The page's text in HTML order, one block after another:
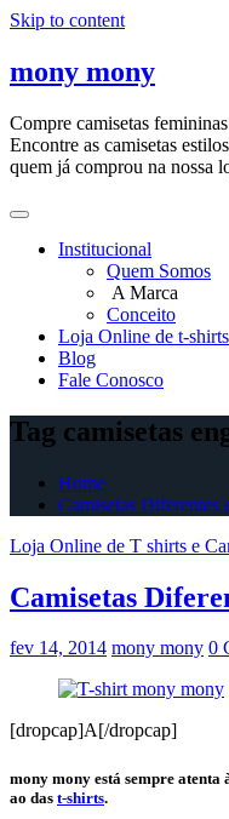
Skip to content
mony mony
Compre camisetas
Encontre as camisetas
quem já comprou na
Institucional
Quem Somos
A Marca
Conceito
Loja Online de t-shirts
Blog
Fale Conosco
Tag camisetas
Home
Camisetas Diferentes
Loja Online de T shirts e
Camisetas
fev 14, 2014 mony mony 0
[dropcap]A[/dropcap]
mony mony está sempre atenta
ao das t-shirts.